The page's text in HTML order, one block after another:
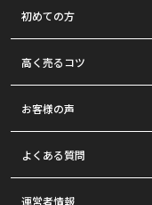
初めての方
高く売るコツ
お客様の声
よくある質問
運営者情報